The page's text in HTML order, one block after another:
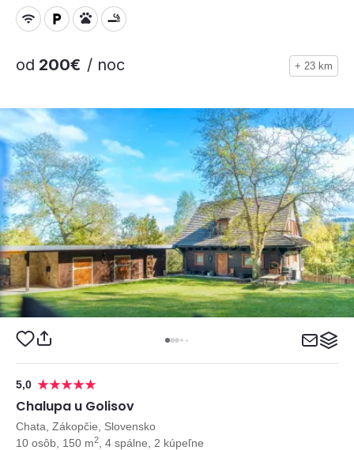
od 200€ / noc + 23 km
5,0
Chalupa u Golisov
Chata, Zákopčie, Slovensko
10 osôb, 150 m2 , 4 spálne, 2 kúpeľne